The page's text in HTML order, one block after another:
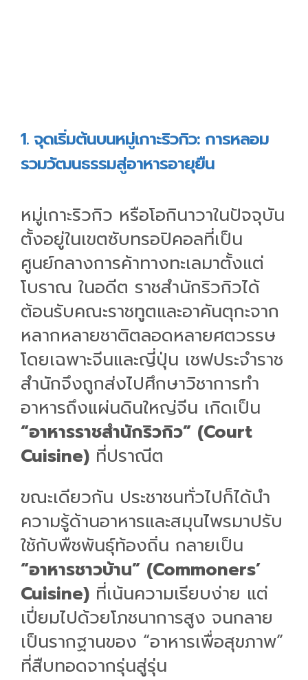
1. จุดเริ่มต้นบนหมู่เกาะริวกิว: การหลอม
รวมวัฒนธรรมสู่อาหารอายุยืน
หมู่เกาะริวกิว หรือโอกินาวาในปัจจุบัน
ตั้งอยู่ในเขตซับทรอปิคอลที่เป็น
ศูนย์กลางการค้าทางทะเลมาตั้งแต่
โบราณ ในอดีต ราชสำนักริวกิวได้
ต้อนรับคณะราชทูตและอาคันตุกะจาก
หลากหลายชาติตลอดหลายศตวรรษ
โดยเฉพาะจีนและญี่ปุ่น เชฟประจำราช
สำนักจึงถูกส่งไปศึกษาวิชาการทำ
อาหารถึงแผ่นดินใหญ่จีน เกิดเป็น
“อาหารราชสำนักริวกิว” (Court
Cuisine) ที่ปราณีต
ขณะเดียวกัน ประชาชนทั่วไปก็ได้นำ
ความรู้ด้านอาหารและสมุนไพรมาปรับ
ใช้กับพืชพันธุ์ท้องถิ่น กลายเป็น
“อาหารชาวบ้าน” (Commoners’
Cuisine) ที่เน้นความเรียบง่าย แต่
เปี่ยมไปด้วยโภชนาการสูง จนกลาย
เป็นรากฐานของ “อาหารเพื่อสุขภาพ”
ที่สืบทอดจากรุ่นสู่รุ่น